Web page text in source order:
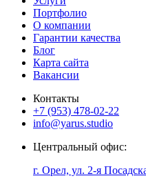
Портфолио
О компании
Гарантии качества
Блог
Карта сайта
Вакансии
Контакты
+7 (953) 478-02-22
info@yarus.studio
Центральный офис:
г. Орел, ул. 2-я